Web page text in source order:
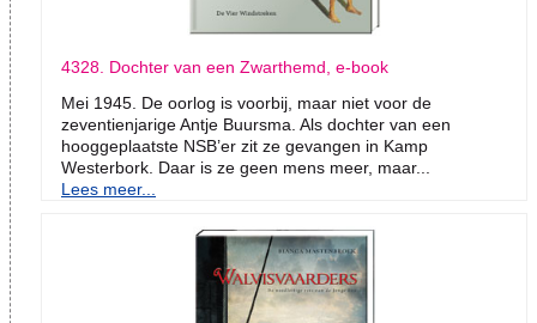
4328. Dochter van een Zwarthemd, e-book
Mei 1945. De oorlog is voorbij, maar niet voor de
zeventienjarige Antje Buursma. Als dochter van een
hooggeplaatste NSB’er zit ze gevangen in Kamp
Westerbork. Daar is ze geen mens meer, maar...
Lees meer...